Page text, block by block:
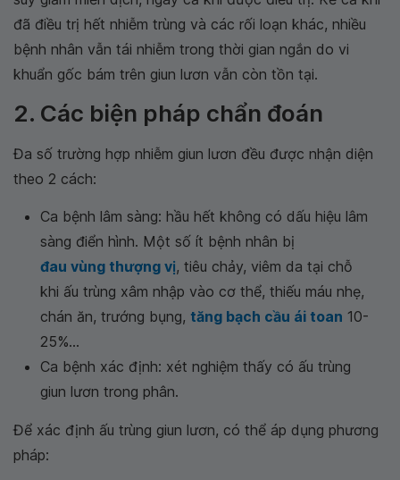
đã điều trị hết nhiễm trùng và các rối loạn khác, nhiều
bệnh nhân vẫn tái nhiễm trong thời gian ngắn do vi
khuẩn gốc bám trên giun lươn vẫn còn tồn tại.
2. Các biện pháp chẩn đoán
Đa số trường hợp nhiễm giun lươn đều được nhận diện
theo 2 cách:
Ca bệnh lâm sàng: hầu hết không có dấu hiệu lâm
sàng điển hình. Một số ít bệnh nhân bị
đau vùng thượng vị, tiêu chảy, viêm da tại chỗ
khi ấu trùng xâm nhập vào cơ thể, thiếu máu nhẹ,
chán ăn, trướng bụng, tăng bạch cầu ái toan 10-
25%...
Ca bệnh xác định: xét nghiệm thấy có ấu trùng
giun lươn trong phân.
Để xác định ấu trùng giun lươn, có thể áp dụng phương
pháp: